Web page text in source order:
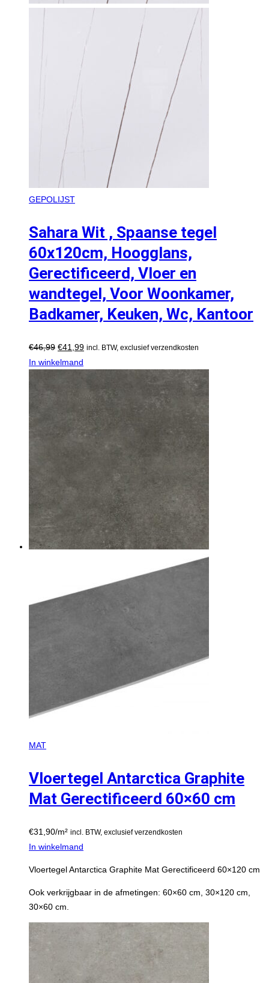
GEPOLIJST
Sahara Wit , Spaanse tegel
60x120cm, Hoogglans,
Gerectificeerd, Vloer en
wandtegel, Voor Woonkamer,
Badkamer, Keuken, Wc, Kantoor
€46,99 €41,99 incl. BTW, exclusief verzendkosten
In winkelmand
MAT
Vloertegel Antarctica Graphite
Mat Gerectificeerd 60×60 cm
€31,90/m² incl. BTW, exclusief verzendkosten
In winkelmand
Vloertegel Antarctica Graphite Mat Gerectificeerd 60×120 cm
Ook verkrijgbaar in de afmetingen: 60×60 cm, 30×120 cm,
30×60 cm.